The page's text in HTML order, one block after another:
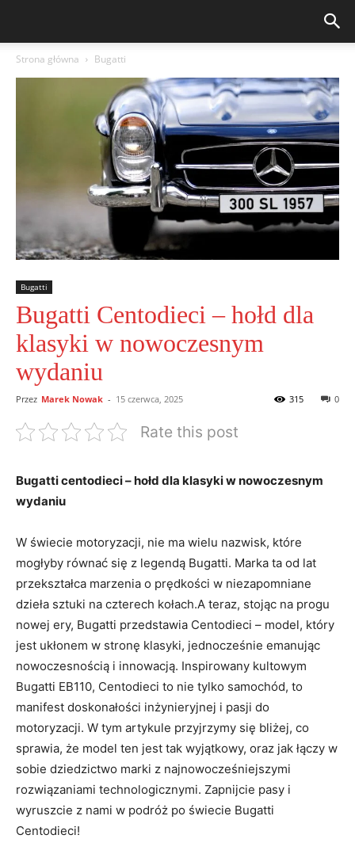
Strona główna Bugatti
Bugatti
Bugatti Centodieci – hołd dla
klasyki w nowoczesnym
wydaniu
Przez Marek Nowak - 15 czerwca, 2025 0
315
Rate this post
Bugatti centodieci ⁣– hołd dla klasyki‍ w nowoczesnym
wydaniu
W świecie motoryzacji, nie ma⁢ wielu nazwisk, które
mogłyby równać się ⁢z legendą Bugatti. Marka ta od lat ​
przekształca marzenia ‍o‍ prędkości w niezapomniane
dzieła sztuki na czterech kołach.A teraz, stojąc na progu
nowej ery,‌ Bugatti przedstawia ⁣Centodieci – model, który
jest ukłonem⁤ w stronę⁣ klasyki, jednocześnie emanując
nowoczesnością i innowacją. Inspirowany kultowym‌
Bugatti ⁣EB110, Centodieci to nie tylko samochód, to
manifest‌ doskonałości inżynieryjnej i pasji ⁢do
motoryzacji. ‍W ​tym artykule przyjrzymy się bliżej, co
sprawia, że model ten⁤ jest tak wyjątkowy, oraz jak łączy⁢ w
sobie dziedzictwo marki z⁢ najnowocześniejszymi
rozwiązaniami technologicznymi. Zapnijcie pasy i
wyruszcie z nami⁣ w podróż po świecie Bugatti
Centodieci!